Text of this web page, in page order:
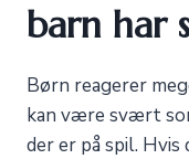
barn har
Børn reagerer
kan være svært
der er på spil.